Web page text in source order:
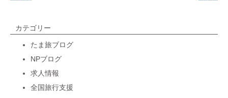
カテゴリー
たま旅ブログ
NPブログ
求人情報
全国旅行支援